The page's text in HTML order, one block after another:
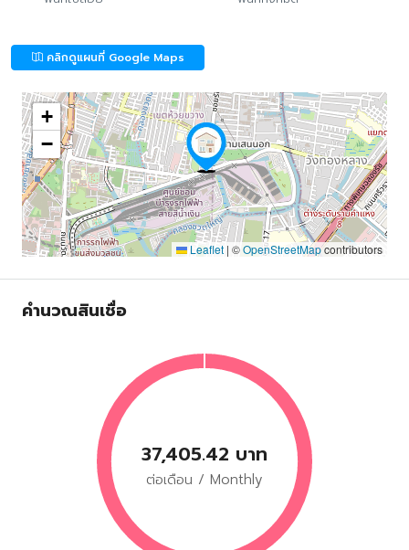
คลิกดูแผนที่ Google Maps
+
−
Leaflet | ©OpenStreetMapcontributors
คำนวณสินเชื่อ
37,405.42 บาท
ต่อเดือน / Monthly